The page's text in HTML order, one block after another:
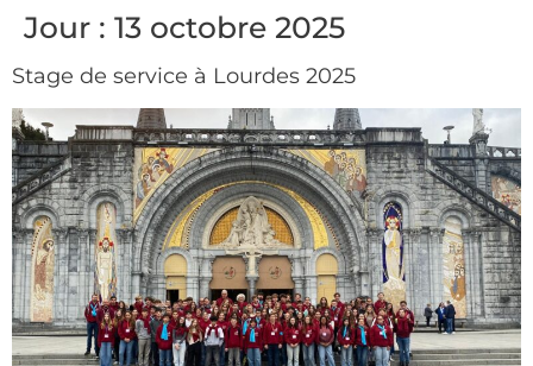
Jour : 13 octobre 2025
Stage de service à Lourdes 2025